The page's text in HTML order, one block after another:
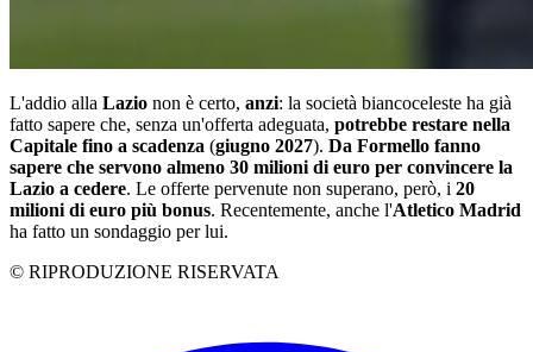
L'addio alla Lazio non è certo, anzi: la società biancoceleste ha già
fatto sapere che, senza un'offerta adeguata, potrebbe restare nella
Capitale fino a scadenza (giugno 2027). Da Formello fanno
sapere che servono almeno 30 milioni di euro per convincere la
Lazio a cedere. Le offerte pervenute non superano, però, i 20
milioni di euro più bonus. Recentemente, anche l'Atletico Madrid
ha fatto un sondaggio per lui.
© RIPRODUZIONE RISERVATA